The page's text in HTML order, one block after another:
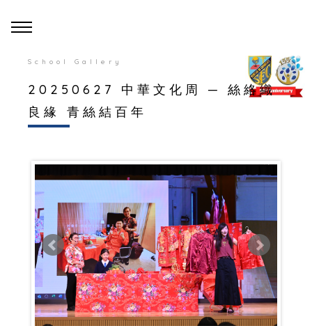
School Gallery
20250627 中華文化周 ─ 絲絡織
良緣 青絲結百年